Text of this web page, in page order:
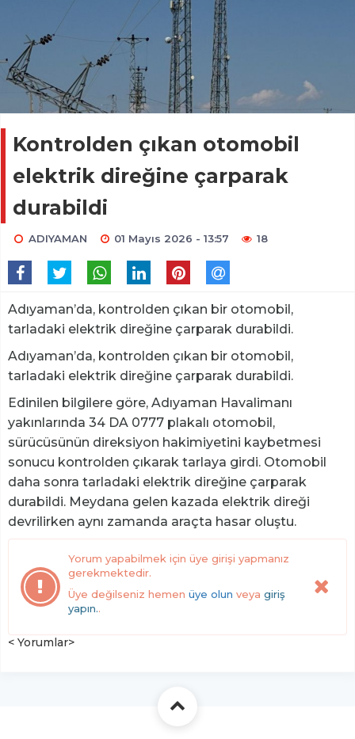
Kontrolden çıkan otomobil
elektrik direğine çarparak
durabildi
ADIYAMAN 01 Mayıs 2026 - 13:57 18
Adıyaman’da, kontrolden çıkan bir otomobil,
tarladaki elektrik direğine çarparak durabildi.
Adıyaman’da, kontrolden çıkan bir otomobil,
tarladaki elektrik direğine çarparak durabildi.
Edinilen bilgilere göre, Adıyaman Havalimanı
yakınlarında 34 DA 0777 plakalı otomobil,
sürücüsünün direksiyon hakimiyetini kaybetmesi
sonucu kontrolden çıkarak tarlaya girdi. Otomobil
daha sonra tarladaki elektrik direğine çarparak
durabildi. Meydana gelen kazada elektrik direği
devrilirken aynı zamanda araçta hasar oluştu.
Yorum yapabilmek için üye girişi yapmanız
gerekmektedir.
Üye değilseniz hemen üye olun veya giriş
yapın..
< Yorumlar>